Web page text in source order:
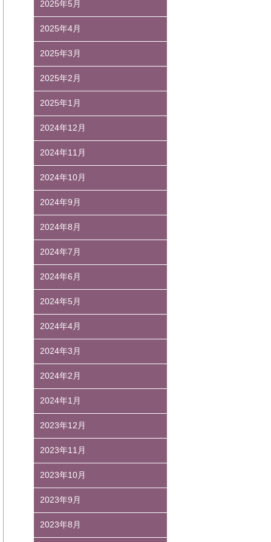
2025年5月
2025年4月
2025年3月
2025年2月
2025年1月
2024年12月
2024年11月
2024年10月
2024年9月
2024年8月
2024年7月
2024年6月
2024年5月
2024年4月
2024年3月
2024年2月
2024年1月
2023年12月
2023年11月
2023年10月
2023年9月
2023年8月